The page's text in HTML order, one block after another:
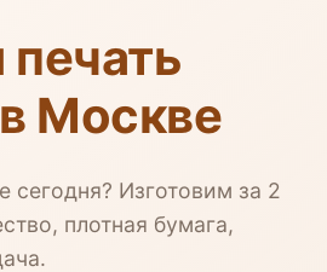
Москве
Изготовим за 2
плотная бумага,